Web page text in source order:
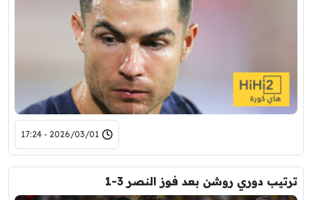
2026/03/01 - 17:24
ترتيب دوري روشن بعد فوز النصر 3-1